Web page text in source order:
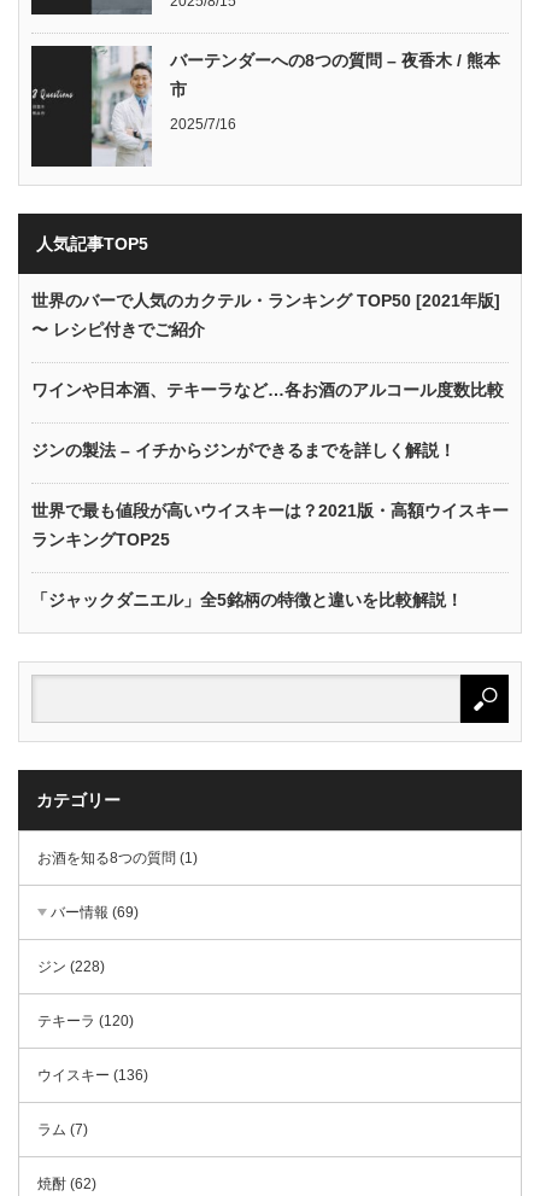
バーテンダーへの8つの質問 – 夜香木 / 熊本
市
2025/7/16
人気記事TOP5
世界のバーで人気のカクテル・ランキング TOP50 [2021年版]
〜 レシピ付きでご紹介
ワインや日本酒、テキーラなど…各お酒のアルコール度数比較
ジンの製法 – イチからジンができるまでを詳しく解説！
世界で最も値段が高いウイスキーは？2021版・高額ウイスキー
ランキングTOP25
「ジャックダニエル」全5銘柄の特徴と違いを比較解説！
カテゴリー
お酒を知る8つの質問 (1)
バー情報 (69)
ジン (228)
テキーラ (120)
ウイスキー (136)
ラム (7)
焼酎 (62)